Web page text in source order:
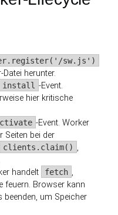
sw.js')
herunter.
install -Event.
hier kritische
-Event. Worker
Seiten bei der
clients.claim() ,
handelt fetch ,
feuern. Browser kann
beenden, um Speicher